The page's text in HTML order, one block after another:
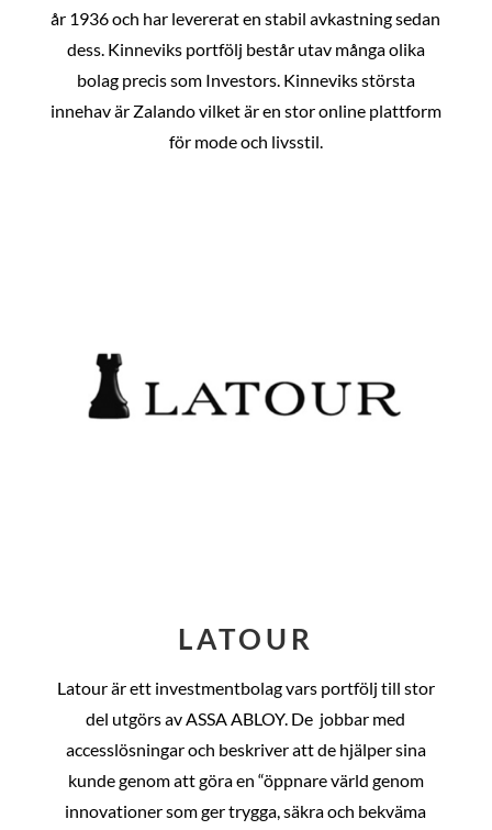
år 1936 och har levererat en stabil avkastning sedan
dess. Kinneviks portfölj består utav många olika
bolag precis som Investors. Kinneviks största
innehav är Zalando vilket är en stor online plattform
för mode och livsstil.
LATOUR
Latour är ett investmentbolag vars portfölj till stor
del utgörs av ASSA ABLOY. De jobbar med
accesslösningar och beskriver att de hjälper sina
kunde genom att göra en “öppnare värld genom
innovationer som ger trygga, säkra och bekväma